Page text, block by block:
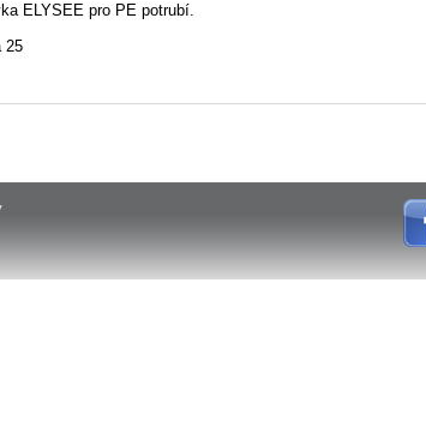
ELYSEE pro PE potrubí.
25